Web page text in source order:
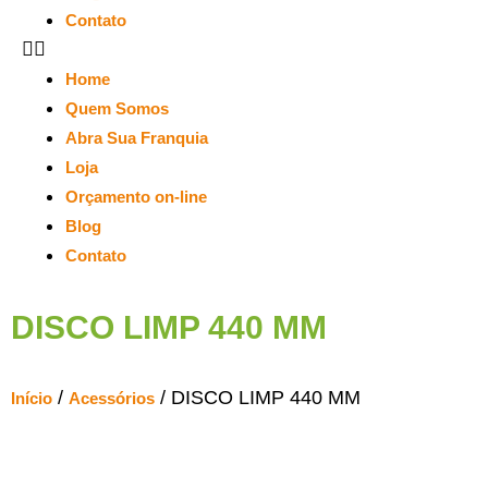
Contato
Home
Quem Somos
Abra Sua Franquia
Loja
Orçamento on-line
Blog
Contato
DISCO LIMP 440 MM
Início / Acessórios / DISCO LIMP 440 MM